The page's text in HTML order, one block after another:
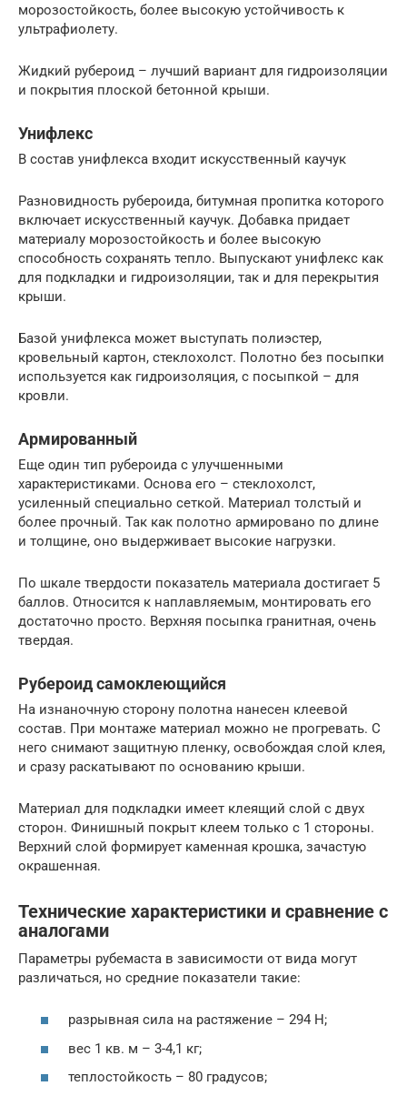
морозостойкость, более высокую устойчивость к
ультрафиолету.
Жидкий рубероид – лучший вариант для гидроизоляции
и покрытия плоской бетонной крыши.
Унифлекс
В состав унифлекса входит искусственный каучук
Разновидность рубероида, битумная пропитка которого
включает искусственный каучук. Добавка придает
материалу морозостойкость и более высокую
способность сохранять тепло. Выпускают унифлекс как
для подкладки и гидроизоляции, так и для перекрытия
крыши.
Базой унифлекса может выступать полиэстер,
кровельный картон, стеклохолст. Полотно без посыпки
используется как гидроизоляция, с посыпкой – для
кровли.
Армированный
Еще один тип рубероида с улучшенными
характеристиками. Основа его – стеклохолст,
усиленный специально сеткой. Материал толстый и
более прочный. Так как полотно армировано по длине
и толщине, оно выдерживает высокие нагрузки.
По шкале твердости показатель материала достигает 5
баллов. Относится к наплавляемым, монтировать его
достаточно просто. Верхняя посыпка гранитная, очень
твердая.
Рубероид самоклеющийся
На изнаночную сторону полотна нанесен клеевой
состав. При монтаже материал можно не прогревать. С
него снимают защитную пленку, освобождая слой клея,
и сразу раскатывают по основанию крыши.
Материал для подкладки имеет клеящий слой с двух
сторон. Финишный покрыт клеем только с 1 стороны.
Верхний слой формирует каменная крошка, зачастую
окрашенная.
Технические характеристики и сравнение с
аналогами
Параметры рубемаста в зависимости от вида могут
различаться, но средние показатели такие:
разрывная сила на растяжение – 294 Н;
вес 1 кв. м – 3-4,1 кг;
теплостойкость – 80 градусов;